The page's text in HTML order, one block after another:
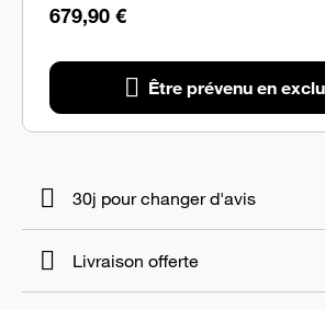
679,90 €
Être prévenu en
30j pour changer d'avis
Livraison offerte